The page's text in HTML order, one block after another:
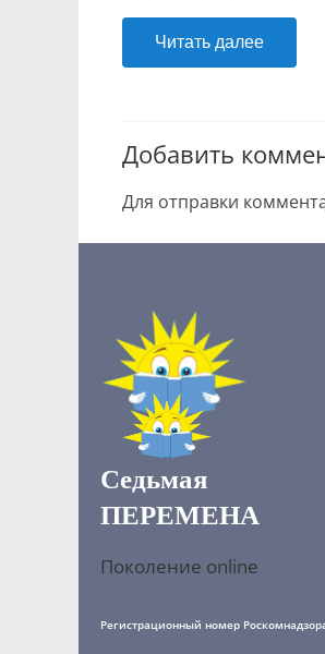
Читать далее
Добавить
Для отправки
Седьмая
ПЕРЕМЕНА
Поколение online
Регистрационный номер